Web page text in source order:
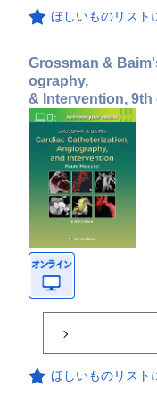
ほしいものリスト
Grossman &
ography,
& Intervention, 9th
ほしいものリスト